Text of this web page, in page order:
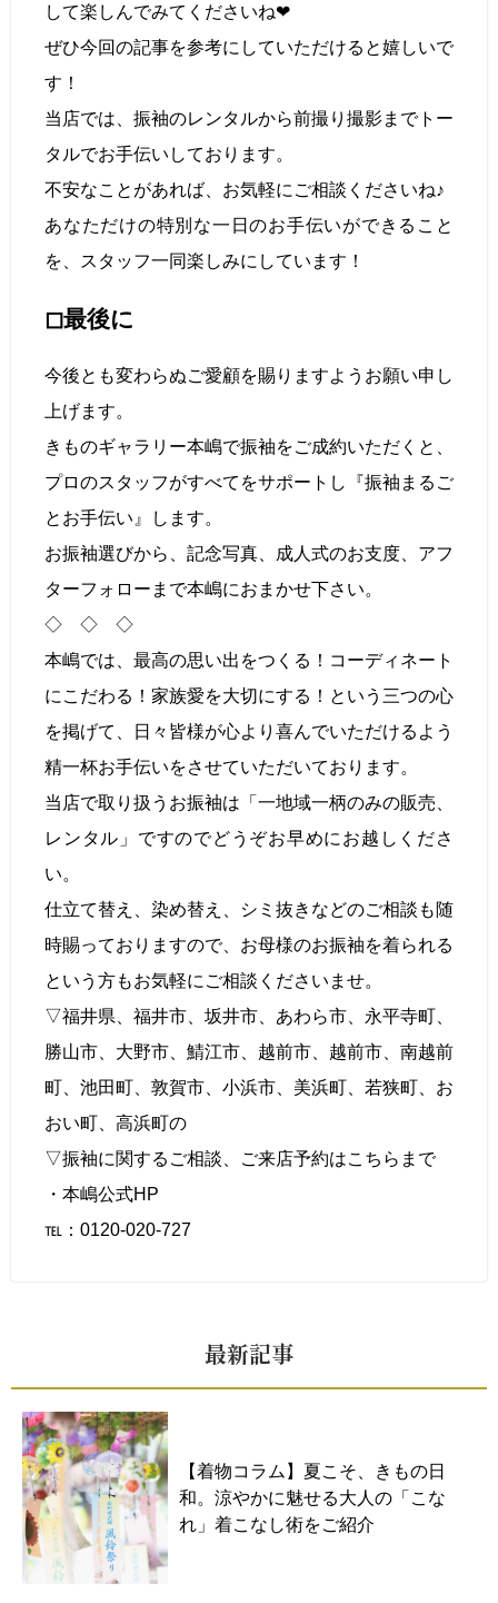
して楽しんでみてくださいね❤︎
ぜひ今回の記事を参考にしていただけると嬉しいで
す！
当店では、振袖のレンタルから前撮り撮影までトー
タルでお手伝いしております。
不安なことがあれば、お気軽にご相談くださいね♪
あなただけの特別な一日のお手伝いができること
を、スタッフ一同楽しみにしています！
◻︎最後に
今後とも変わらぬご愛顧を賜りますようお願い申し
上げます。
きものギャラリー本嶋で振袖をご成約いただくと、
プロのスタッフがすべてをサポートし『振袖まるご
とお手伝い』します。
お振袖選びから、記念写真、成人式のお支度、アフ
ターフォローまで本嶋におまかせ下さい。
◇ ◇ ◇
本嶋では、最高の思い出をつくる！コーディネート
にこだわる！家族愛を大切にする！という三つの心
を掲げて、日々皆様が心より喜んでいただけるよう
精一杯お手伝いをさせていただいております。
当店で取り扱うお振袖は「一地域一柄のみの販売、
レンタル」ですのでどうぞお早めにお越しくださ
い。
仕立て替え、染め替え、シミ抜きなどのご相談も随
時賜っておりますので、お母様のお振袖を着られる
という方もお気軽にご相談くださいませ。
▽福井県、福井市、坂井市、あわら市、永平寺町、
勝山市、大野市、鯖江市、越前市、越前市、南越前
町、池田町、敦賀市、小浜市、美浜町、若狭町、お
おい町、高浜町の
▽振袖に関するご相談、
ご来店予約はこちら まで
・本嶋公式HP
℡：0120-020-727
最新記事
【着物コラム】夏こそ、きもの日
和。涼やかに魅せる大人の「こな
れ」着こなし術をご紹介